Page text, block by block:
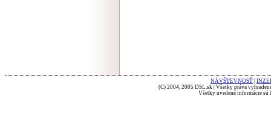
NÁVŠTEVNOSŤ
(C) 2004, 2005 DSL.sk | Všetky práva
Všetky uvedené informácie sú